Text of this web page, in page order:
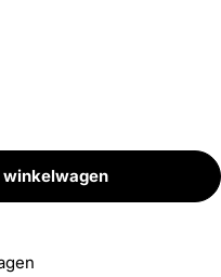
30 / Paar
Concept 30 / Paar
winkelwagen